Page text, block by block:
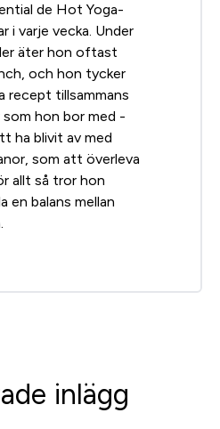
de Hot Yoga-
i varje vecka. Under
äter hon oftast
och hon tycker
recept tillsammans
som hon bor med -
ha blivit av med
som att överleva
allt så tror hon
en balans mellan
inlägg